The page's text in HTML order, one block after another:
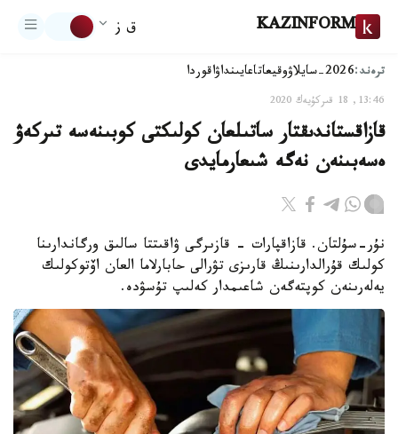
KAZINFORM ق ز
ترەند:2026-سايلاۋ وقيعاتاعايىنداۋاقوردا
13:46, 18 قىركۇيەك 2020
قازاقستاندىقتار ساتىلعان كولىكتى كوبىنەسە تىركەۋ
ەسەبىنەن نەگە شىعارمايدى
نۇر-سۇلتان. قازاقپارات - قازىرگى ۋاقىتتا سالىق ورگاندارىنا
كولىك قۇرالدارىنىڭ قارىزى تۋرالى حابارلاما العان اۆتوكولىك
يەلەرىنەن كوپتەگەن شاعىمدار كەلىپ تۇسۋدە.